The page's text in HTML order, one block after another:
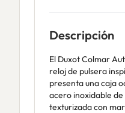
Descripción
El Duxot Colmar
reloj de pulsera
presenta una caja
acero inoxidable
texturizada con